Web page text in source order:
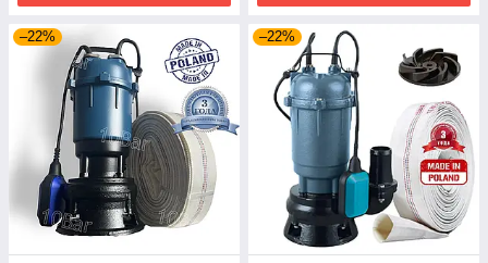
–22% –22%